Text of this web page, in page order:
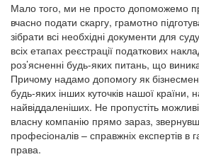
Мало того, ми не просто допоможемо
вчасно подати скаргу, грамотно
зібрати всі необхідні документи для
всіх етапах реєстрації податкових
роз’ясненні будь-яких питань, що
Причому надамо допомогу як
будь-яких інших куточків нашої країни,
найвіддаленіших. Не пропустіть
власну компанію прямо зараз,
професіоналів – справжніх експертів в
права.